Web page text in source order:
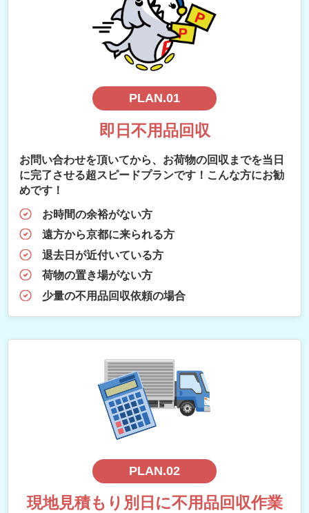
PLAN.01
即日不用品回収
お問い合わせを頂いてから、お荷物の回収までを当日
に完了させる超スピードプランです！こんな方にお勧
めです！
お時間の余裕がない方
遠方から京都に来られる方
退去日が近付いている方
荷物の置き場がない方
少量の不用品回収依頼の場合
PLAN.02
現地見積もり別日に不用品回収作業